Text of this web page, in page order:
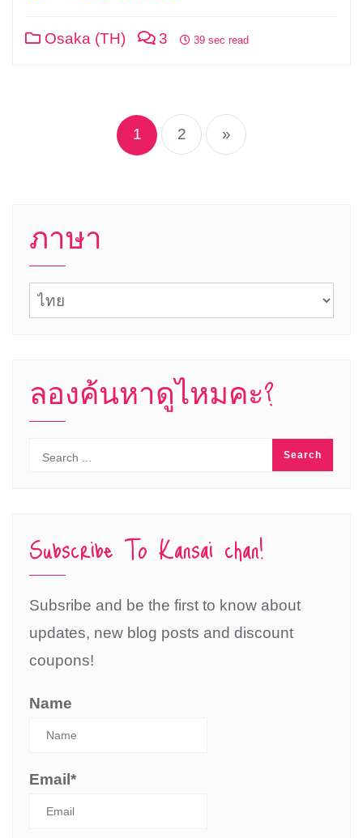
Osaka (TH) 3 39 sec read
แนะแนว
เรื่อง
1 2 »
ภาษา
ภาษา
ลองค้นหาดูไหมคะ?
Subscribe To Kansai chan!
Subsribe and be the first to know about
updates, new blog posts and discount
coupons!
Name
Email*